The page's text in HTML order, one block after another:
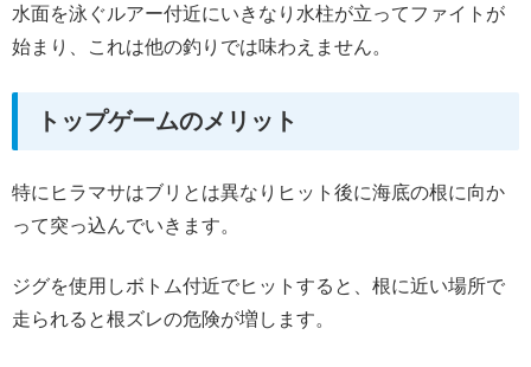
水面を泳ぐルアー付近にいきなり水柱が立ってファイトが
始まり、これは他の釣りでは味わえません。
トップゲームのメリット
特にヒラマサはブリとは異なりヒット後に海底の根に向か
って突っ込んでいきます。
ジグを使用しボトム付近でヒットすると、根に近い場所で
走られると根ズレの危険が増します。